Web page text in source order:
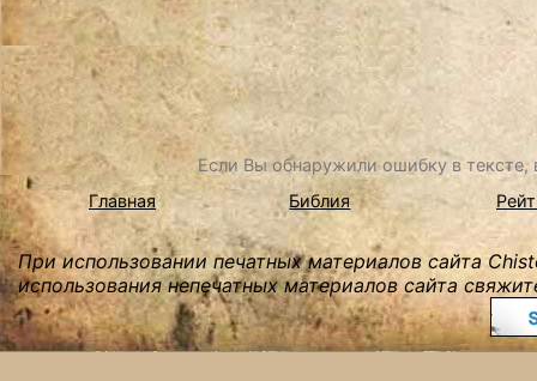
Если Вы обнаружили ошибку в
Главная
Библия
При использовании печатных материалов сайта
использования непечатных материалов сайта